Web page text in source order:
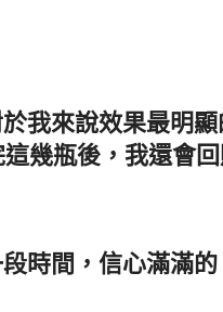
我來說效果最明
幾瓶後，我還會回
時間，信心滿滿